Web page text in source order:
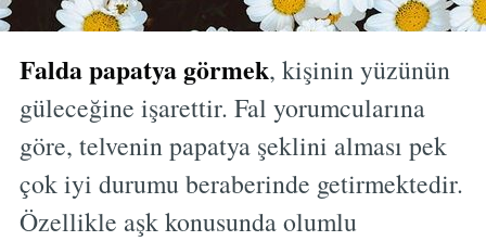
Falda papatya görmek, kişinin yüzünün
güleceğine işarettir. Fal yorumcularına
göre, telvenin papatya şeklini alması pek
çok iyi durumu beraberinde getirmektedir.
Özellikle aşk konusunda olumlu